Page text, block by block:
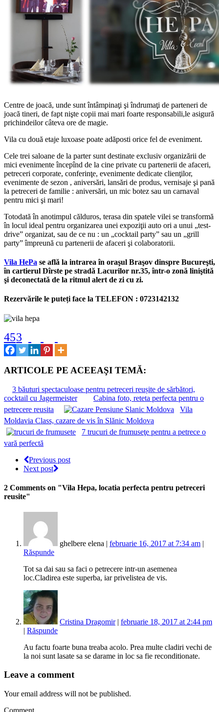
Centre de joacă, unde sunt întâmpinaţi şi îndrumaţi de parteneri de
joacă tineri, de fapt nişte copii mai mari foarte responsabili,le asigură
prichindeilor câteva ore de magie.
Vila cu două etaje luxoase poate adăposti orice fel de eveniment.
Cele trei saloane de la parter sunt destinate exclusiv organizării de
mici evenimente începînd de la cine private cu partenerii de afaceri,
petreceri corporate, conferinţe, evenimente dedicate clienţilor,
evenimente de sezon , aniversări, lansări de produs, vernisaje şi pană
la petreceri de familie : aniversări, un mic botez sau un carnaval
pentru mici şi mari!
Totodată în anotimpul călduros, terasa din spatele vilei se transformă
în locul ideal pentru organizarea unei expoziţii auto ori a unui „test-
drive” organizat, sau de ce nu : un „cocktail party” sau un „grill
party” împreună cu partenerii de afaceri şi colaboratorii.
Vila HePa se află la intrarea în oraşul Braşov dinspre Bucureşti,
în cartierul Dîrste pe stradă Lacurilor nr.35, într-o zonă liniştită
şi deconectată de la ritmul alert de zi cu zi.
Rezervările le puteți face la TELEFON : 0723142132
453
ARTICOLE PE ACEEAŞI TEMĂ:
3 băuturi spectaculoase pentru petreceri reușite de sărbători,
cocktail cu Jagermeister
Cabina foto, reteta perfecta pentru o
petrecere reusita
Vila
Moldavia Class, cazare de vis în Slănic Moldova
7 trucuri de frumuseţe pentru a petrece o
vară perfectă
Previous post
Next post
2 Comments on "Vila Hepa, locatia perfecta pentru petreceri
reusite"
ghelbere elena | februarie 16, 2017 at 7:34 am |
Răspunde
Tot sa dai sau sa faci o petrecere intr-un asemenea
loc.Cladirea este superba, iar privelistea de vis.
Cristina Dragomir| februarie 18, 2017 at 2:44 pm
| Răspunde
Au factu foarte buna treaba acolo. Prea multe cladiri vechi de
la noi sunt lasate sa se darame in loc sa fie reconditionate.
Leave a comment
Your email address will not be published.
Comment